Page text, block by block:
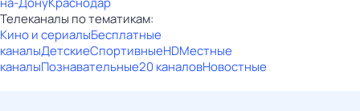
Телеканалы по тематикам:
Кино и сериалыБесплатные
каналыДетскиеСпортивныеHDМестные
каналыПознавательные20 каналовНовостные